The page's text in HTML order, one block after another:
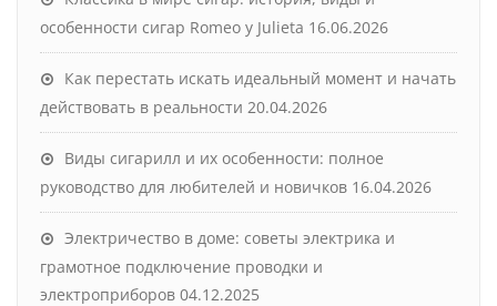
особенности сигар Romeo y Julieta 16.06.2026
Как перестать искать идеальный момент и начать
действовать в реальности 20.04.2026
Виды сигарилл и их особенности: полное
руководство для любителей и новичков 16.04.2026
Электричество в доме: советы электрика и
грамотное подключение проводки и
электроприборов 04.12.2025